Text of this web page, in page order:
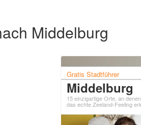
Middelburg
Gratis Stadtführer
Middelburg
15 einzigartige Orte, an
das echte Zeeland-Feeling